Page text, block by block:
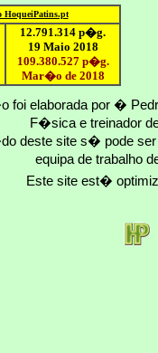
HoqueiPatins.pt
12.791.314 p�g.
19 Maio 2018
109.380.527p�g.
Mar�o de 2018
foi elaborada por �
F�sica e treinador
deste site s� pode
equipa de trabalho
Este site est�